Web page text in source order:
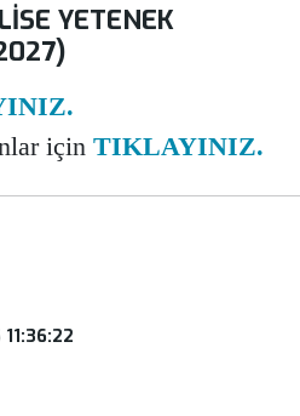
YETENEK
için TIKLAYINIZ.